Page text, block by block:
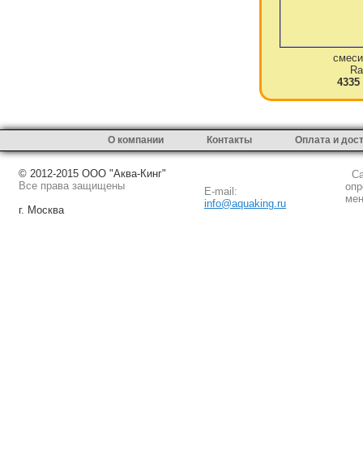
4335
О компании Контакты Оплата и
© 2012-2015 ООО "Аква-Кинг"
Все права защищены
г. Москва
E-mail:
info@aquaking.ru